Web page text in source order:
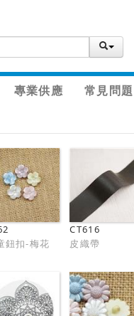
專業供應
常見問題
鈕扣-梅花
CT616
皮織帶